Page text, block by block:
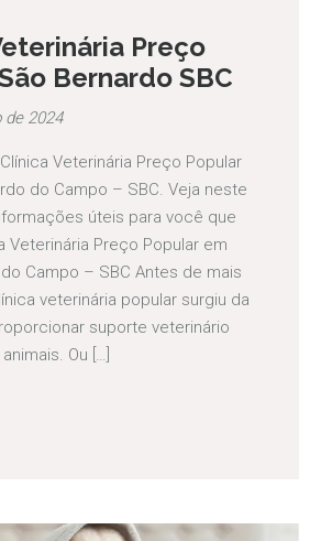
Preço
Bernardo SBC
de 2024
Veterinária Preço Popular
do Campo – SBC. Veja neste
úteis para você que
Veterinária Preço Popular em
Campo – SBC Antes de mais
veterinária popular surgiu da
suporte veterinário
Ou […]